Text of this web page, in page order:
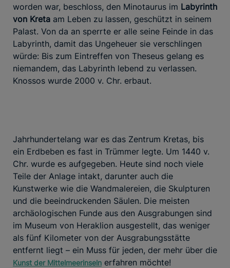
worden war, beschloss, den Minotaurus im Labyrinth
von Kreta am Leben zu lassen, geschützt in seinem
Palast. Von da an sperrte er alle seine Feinde in das
Labyrinth, damit das Ungeheuer sie verschlingen
würde: Bis zum Eintreffen von Theseus gelang es
niemandem, das Labyrinth lebend zu verlassen.
Knossos wurde 2000 v. Chr. erbaut.
Jahrhundertelang war es das Zentrum Kretas, bis
ein Erdbeben es fast in Trümmer legte. Um 1440 v.
Chr. wurde es aufgegeben. Heute sind noch viele
Teile der Anlage intakt, darunter auch die
Kunstwerke wie die Wandmalereien, die Skulpturen
und die beeindruckenden Säulen. Die meisten
archäologischen Funde aus den Ausgrabungen sind
im Museum von Heraklion ausgestellt, das weniger
als fünf Kilometer von der Ausgrabungsstätte
entfernt liegt – ein Muss für jeden, der mehr über die
Kunst der Mittelmeerinseln erfahren möchte!